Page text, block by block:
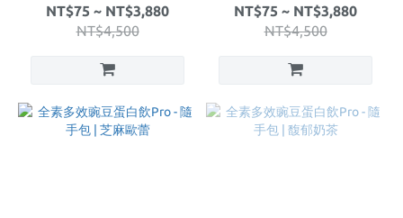
NT$75 ~ NT$3,880
NT$4,500
NT$75 ~ NT$3,880
NT$4,500